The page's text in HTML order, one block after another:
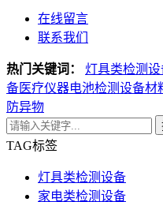
在线留言
联系我们
热门关键词： 灯具类检测设
备医疗仪器电池检测设备材
防异物
TAG标签
灯具类检测设备
家电类检测设备